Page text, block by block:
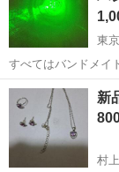
東
すべてはバンドメイ
す。気泡も作品の一
よって見え方が変わ
ることもあるかもし
千葉 千葉市
新
村